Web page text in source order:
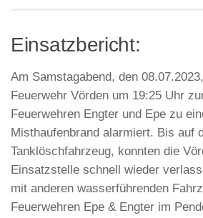
Einsatzbericht:
Am Samstagabend, den
Feuerwehr Vörden um 19:25 Uhr
Feuerwehren Engter und Epe zu
Misthaufenbrand alarmiert. Bis auf
Tanklöschfahrzeug, konnten die
Einsatzstelle schnell wieder
mit anderen wasserführenden
Feuerwehren Epe & Engter im